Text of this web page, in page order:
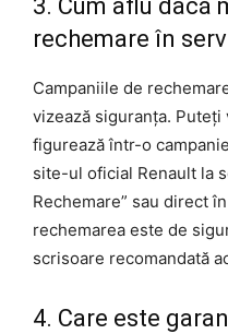
3. Cum aflu dacă
rechemare în
Campaniile de
vizează siguranța.
figurează într-o
site-ul oficial Renault la
Rechemare” sau direct
rechemarea este de
scrisoare recomandată
4. Care este